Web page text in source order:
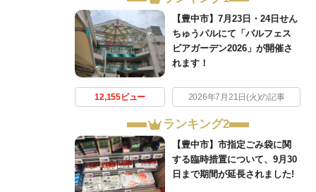
【豊中市】7月23日・24日せん
ちゅうパルにて「パルフェス
ビアガーデン2026」が開催さ
れます！
12,155ビュー 2026年7月21日(火)の記事
ランキング2
【豊中市】市指定ごみ袋に関
する臨時措置について、9月30
日まで期間が延長されました!